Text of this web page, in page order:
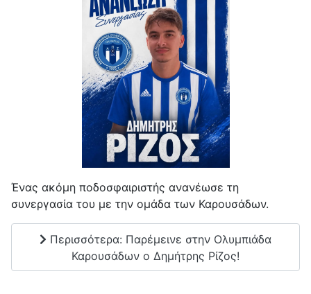
Ένας ακόμη ποδοσφαιριστής ανανέωσε τη
συνεργασία του με την ομάδα των Καρουσάδων.
Περισσότερα: Παρέμεινε στην Ολυμπιάδα
Καρουσάδων ο Δημήτρης Ρίζος!